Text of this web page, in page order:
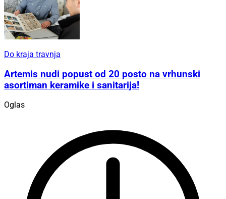
Do kraja travnja
Artemis nudi popust od 20 posto na vrhunski
asortiman keramike i sanitarija!
Oglas